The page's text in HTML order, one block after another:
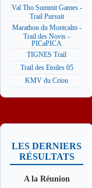
Val Tho Summit Games -
Trail Pursuit
Marathon du Montcalm -
Trail des Novis -
PICaPICA
TIGNES Trail
Trail des Etoiles 05
KMV du Criou
LES DERNIERS
RÉSULTATS
A la Réunion